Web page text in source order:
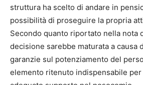
struttura ha scelto di andare in
possibilità di proseguire la propria
Secondo quanto riportato nella nota
decisione sarebbe maturata a causa
garanzie sul potenziamento del
elemento ritenuto indispensabile